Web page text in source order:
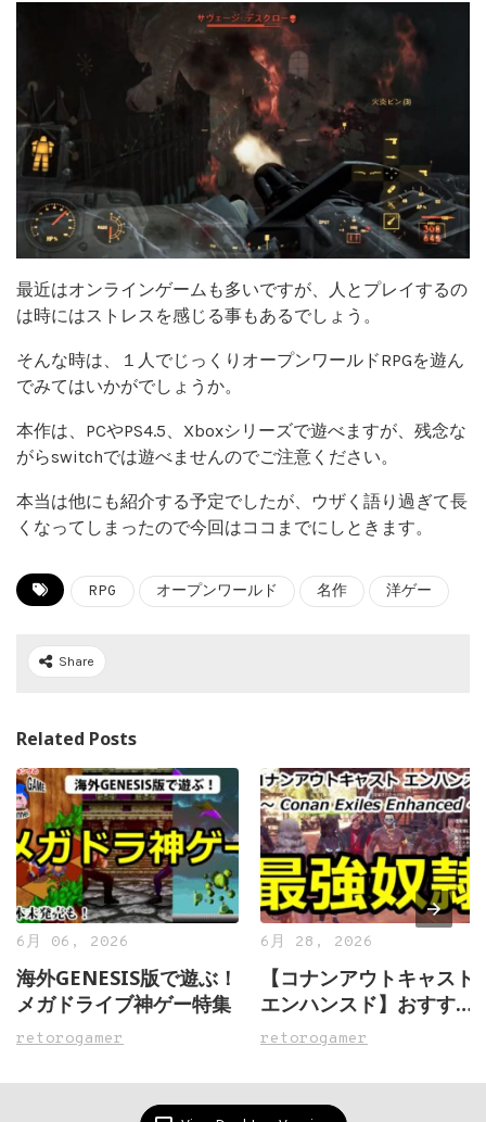
最近はオンラインゲームも多いですが、人とプレイするの
は時にはストレスを感じる事もあるでしょう。
そんな時は、１人でじっくりオープンワールドRPGを遊ん
でみてはいかがでしょうか。
本作は、PCやPS4.5、Xboxシリーズで遊べますが、残念な
がらswitchでは遊べませんのでご注意ください。
本当は他にも紹介する予定でしたが、ウザく語り過ぎて長
くなってしまったので今回はココまでにしときます。
RPG オープンワールド 名作 洋ゲー
Share
Related Posts
6月 06, 2026
海外GENESIS版で遊ぶ！
メガドライブ神ゲー特集
retorogamer
6月 28, 2026
【コナンアウトキャスト
エンハンスド】おすすめ
最強奴隷
retorogamer